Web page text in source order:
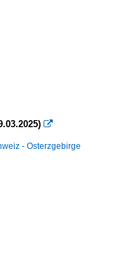

- Osterzgebirge